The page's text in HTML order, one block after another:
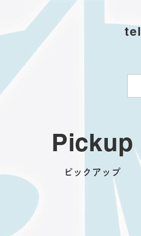
Pickup
ピックアップ